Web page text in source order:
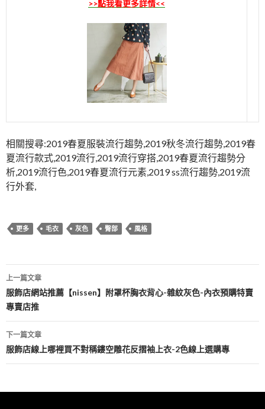
>>點我看更多詳情<<
相關搜尋:2019春夏服裝流行趨勢,2019秋冬流行趨勢,2019春
夏流行款式,2019流行,2019流行穿搭,2019春夏流行趨勢分
析,2019流行色,2019春夏流行元素,2019 ss流行趨勢,2019流
行外套,
更多 毛衣 灰色 臀部 風格
文
章
導
覽
上一篇文章
服飾店網站推薦【nissen】附罩杯胸衣背心-雜紋灰色-內衣預購特賣
專賣店推
下一篇文章
服飾店線上哪裡買不對稱鏤空雕花反摺袖上衣-2色線上選購專